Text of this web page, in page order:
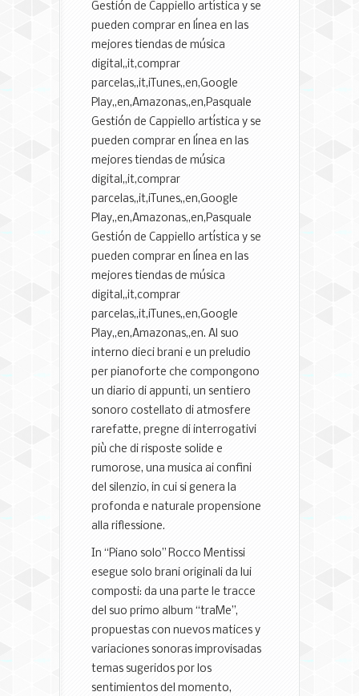
Gestión de Cappiello artística y se
pueden comprar en línea en las
mejores tiendas de música
digital,,it,comprar
parcelas,,it,iTunes,,en,Google
Play,,en,Amazonas,,en,Pasquale
Gestión de Cappiello artística y se
pueden comprar en línea en las
mejores tiendas de música
digital,,it,comprar
parcelas,,it,iTunes,,en,Google
Play,,en,Amazonas,,en,Pasquale
Gestión de Cappiello artística y se
pueden comprar en línea en las
mejores tiendas de música
digital,,it,comprar
parcelas,,it,iTunes,,en,Google
Play,,en,Amazonas,,en. Al suo
interno dieci brani e un preludio
per pianoforte che compongono
un diario di appunti, un sentiero
sonoro costellato di atmosfere
rarefatte, pregne di interrogativi
più che di risposte solide e
rumorose, una musica ai confini
del silenzio, in cui si genera la
profonda e naturale propensione
alla riflessione.
In “Piano solo” Rocco Mentissi
esegue solo brani originali da lui
composti: da una parte le tracce
del suo primo album “traMe”,
propuestas con nuevos matices y
variaciones sonoras improvisadas
temas sugeridos por los
sentimientos del momento,